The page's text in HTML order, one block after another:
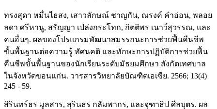
ทรงสุดา หมื่นไธสง, เสาวลักษณ์ ชาญกัน, ณรงค์ คำอ่อน, พลอย
ลดา ศรีหานู, สรัญญา เปล่งกระโทก, กิตติพร เนาว์สุวรรณ, และ
คนอื่นๆ. ผลของโปรแกรมพัฒนาสมรรถนะการช่วยฟื้นคืนชีพ
ขั้นพื้นฐานต่อความรู้ ทัศนคติ และทักษะการปฏิบัติการช่วยฟื้น
คืนชีพขั้นพื้นฐานของนักเรียนระดับมัธยมศึกษา สังกัดเทศบาล
ในจังหวัดขอนแก่น. วารสารวิทยาลัยบัณฑิตเอเซีย. 2566; 13(4)
245 - 59.
สิรินทร์ธร มูลสาร, สุรินธร กลัมพากร, และจุฑาธิป ศีลบุตร. ผล